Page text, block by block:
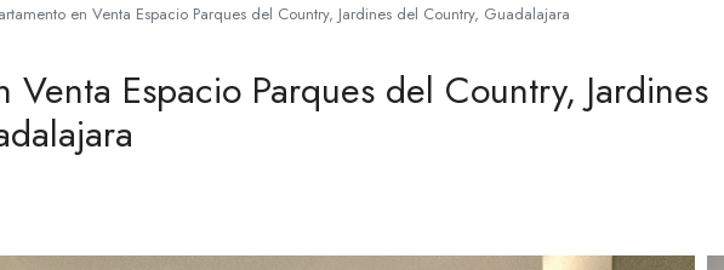
en Venta Espacio Parques del Country, Jardines del Country, Guadalajara
Venta Espacio Parques del Country, Jardines